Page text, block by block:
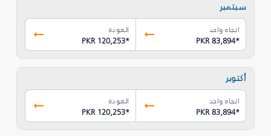
سبتمبر
اتجاه واحد
PKR 83,894*
العودة
PKR 120,253*
أكتوبر
اتجاه واحد
PKR 83,894*
العودة
PKR 120,253*